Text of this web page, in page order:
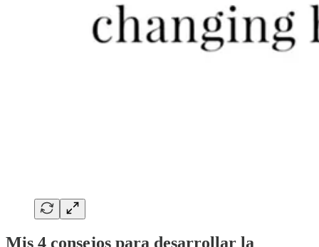
Mis 4 consejos para desarrollar la